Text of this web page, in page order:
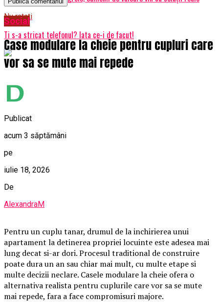
Nu ratati
Ti s-a stricat telefonul? Iata ce-i de facut!
Social
Case modulare la cheie pentru cupluri care
vor sa se mute mai repede
Publicat
acum 3 săptămâni
pe
iulie 18, 2026
De
AlexandraM
Pentru un cuplu tanar, drumul de la inchirierea unui
apartament la detinerea propriei locuinte este adesea mai
lung decat si-ar dori. Procesul traditional de construire
poate dura un an sau chiar mai mult, cu multe etape si
multe decizii neclare. Casele modulare la cheie ofera o
alternativa realista pentru cuplurile care vor sa se mute
mai repede, fara a face compromisuri majore.